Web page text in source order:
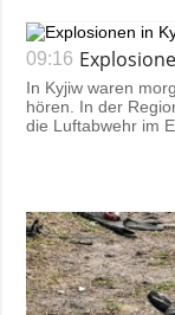
09:16
In Kyjiw waren
hören. In der
die Luftabwehr im